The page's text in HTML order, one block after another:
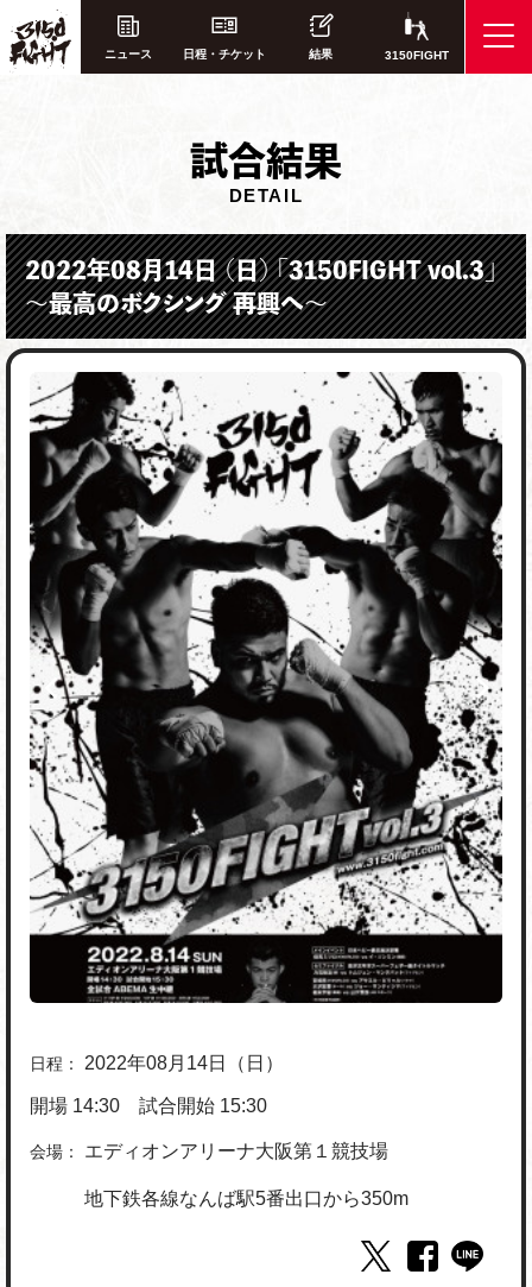
ニュース 日程・チケット 結果 3150FIGHT
試合結果
DETAIL
2022年08月14日 （日） 「3150FIGHT vol.3」​
～最高のボクシング 再興へ～​
日程： 2022年08月14日（日）
開場 14:30 試合開始 15:30​
会場： エディオンアリーナ大阪第１競技場
地下鉄各線なんば駅5番出口から350m​